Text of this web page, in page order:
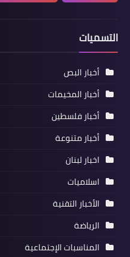
السعودية
التسميات
أخبار البص
أخبار المخيمات
أخبار فلسطين
أخبار متنوعة
اخبار لبنان
اسلاميات
الأخبار التقنية
الرياضة
المناسبات الإجتماعية